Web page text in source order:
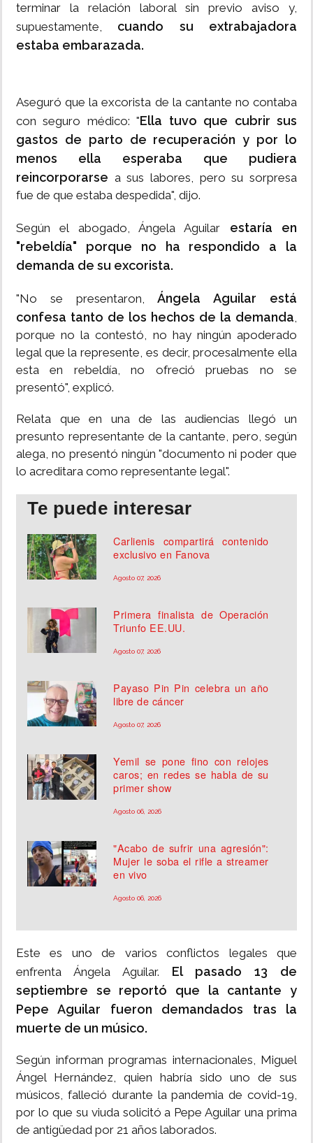
terminar la relación laboral sin previo aviso y,
supuestamente, cuando su extrabajadora
estaba embarazada.
Aseguró que la excorista de la cantante no contaba
con seguro médico: "Ella tuvo que cubrir sus
gastos de parto de recuperación y por lo
menos ella esperaba que pudiera
reincorporarse a sus labores, pero su sorpresa
fue de que estaba despedida", dijo.
Según el abogado, Ángela Aguilar estaría en
"rebeldía" porque no ha respondido a la
demanda de su excorista.
"No se presentaron,Ángela Aguilar está
confesa tanto de los hechos de la demanda,
porque no la contestó, no hay ningún apoderado
legal que la represente, es decir, procesalmente ella
esta en rebeldía, no ofreció pruebas no se
presentó", explicó.
Relata que en una de las audiencias llegó un
presunto representante de la cantante, pero, según
alega, no presentó ningún "documento ni poder que
lo acreditara como representante legal".
Te puede interesar
Carlienis compartirá contenido
exclusivo en Fanova
Agosto 07, 2026
Primera finalista de Operación
Triunfo EE.UU.
Agosto 07, 2026
Payaso Pin Pin celebra un año
libre de cáncer
Agosto 07, 2026
Yemil se pone fino con relojes
caros; en redes se habla de su
primer show
Agosto 06, 2026
"Acabo de sufrir una agresión":
Mujer le soba el rifle a streamer
en vivo
Agosto 06, 2026
Este es uno de varios conflictos legales que
enfrenta Ángela Aguilar. El pasado 13 de
septiembre se reportó que la cantante y
Pepe Aguilar fueron demandados tras la
muerte de un músico.
Según informan programas internacionales, Miguel
Ángel Hernández, quien habría sido uno de sus
músicos, falleció durante la pandemia de covid-19,
por lo que su viuda solicitó a Pepe Aguilar una prima
de antigüedad por 21 años laborados.